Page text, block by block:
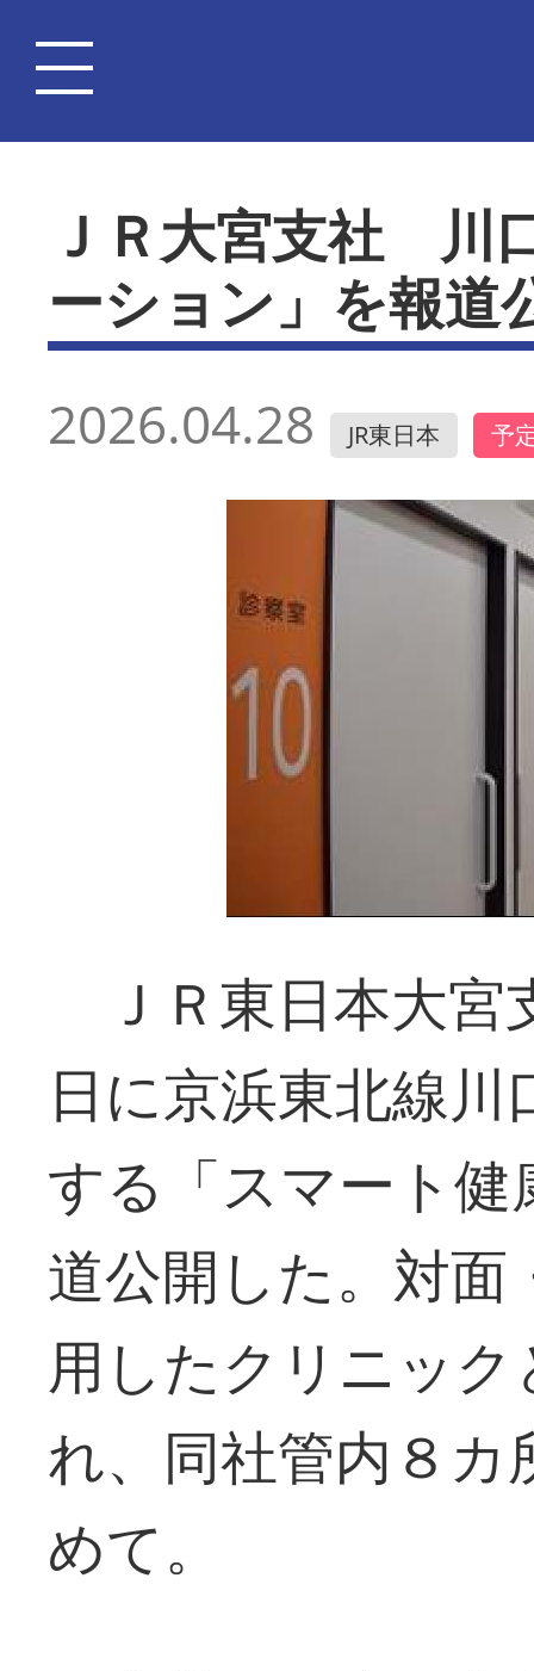
ＪＲ大宮支社 川
ーション」を報
2026.04.28 JR東日本 予
ＪＲ東日本大宮
日に京浜東北線
する「スマート
道公開した。対
用したクリニッ
れ、同社管内８カ
めて。